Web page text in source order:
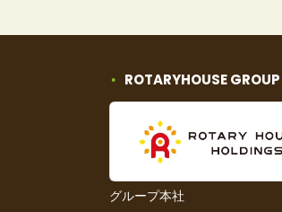
ROTARYHOUSE GROUP
グループ本社